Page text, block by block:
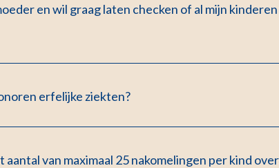
en wil graag laten checken of al mijn
erfelijke ziekten?
aantal van maximaal 25 nakomelingen per kind